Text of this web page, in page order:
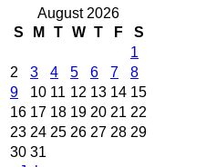
August 2026
S
M T W T F
S
1
2
3 4 5 6 7
8
9
10 11 12 13 14 15
16 17 18 19 20 21 22
23 24 25 26 27 28 29
30 31